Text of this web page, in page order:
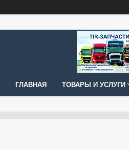
ГЛАВНАЯ ТОВАРЫ И УСЛУГИ